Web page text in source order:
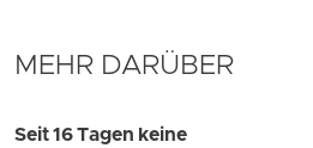
MEHR DARÜBER
Seit 16 Tagen keine